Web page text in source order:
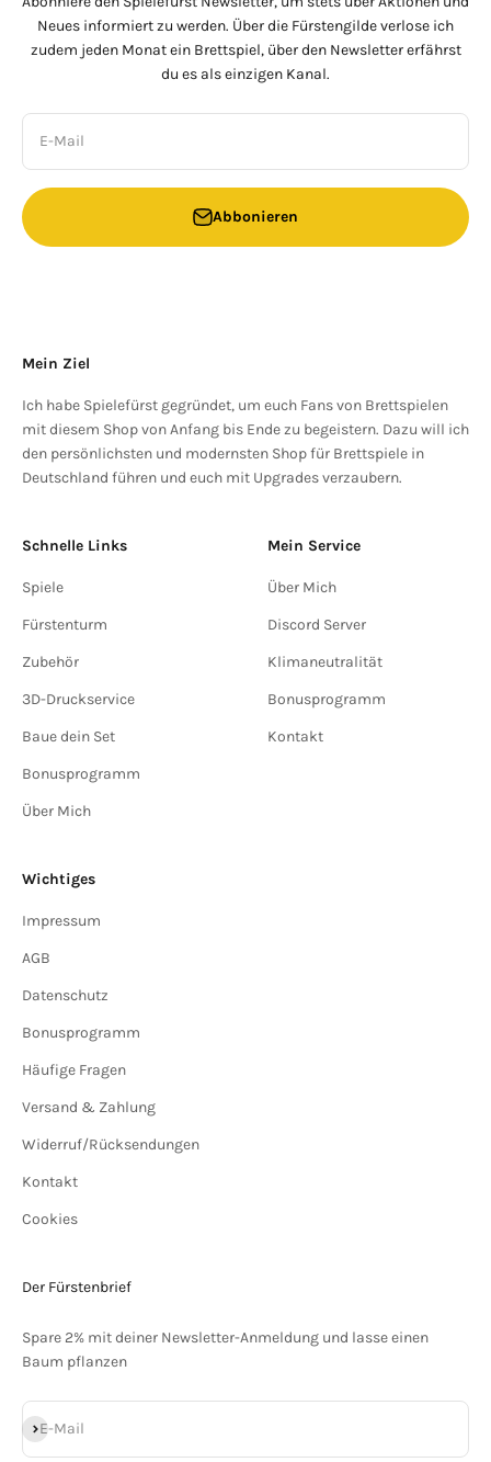
Neues informiert zu werden. Über die Fürstengilde verlose ich
zudem jeden Monat ein Brettspiel, über den Newsletter erfährst
du es als einzigen Kanal.
E-Mail
Abbonieren
Mein Ziel
Ich habe Spielefürst gegründet, um euch Fans von Brettspielen
mit diesem Shop von Anfang bis Ende zu begeistern. Dazu will ich
den persönlichsten und modernsten Shop für Brettspiele in
Deutschland führen und euch mit Upgrades verzaubern.
Schnelle Links
Spiele
Fürstenturm
Zubehör
3D-Druckservice
Baue dein Set
Bonusprogramm
Über Mich
Mein Service
Über Mich
Discord Server
Klimaneutralität
Bonusprogramm
Kontakt
Wichtiges
Impressum
AGB
Datenschutz
Bonusprogramm
Häufige Fragen
Versand & Zahlung
Widerruf/Rücksendungen
Kontakt
Cookies
Der Fürstenbrief
Spare 2% mit deiner Newsletter-Anmeldung und lasse einen
Baum pflanzen
E-Mail
Abonnieren